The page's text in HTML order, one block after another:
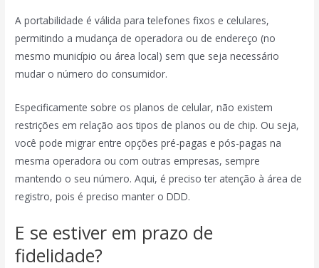
A portabilidade é válida para telefones fixos e celulares,
permitindo a mudança de operadora ou de endereço (no
mesmo município ou área local) sem que seja necessário
mudar o número do consumidor.
Especificamente sobre os planos de celular, não existem
restrições em relação aos tipos de planos ou de chip. Ou seja,
você pode migrar entre opções pré-pagas e pós-pagas na
mesma operadora ou com outras empresas, sempre
mantendo o seu número. Aqui, é preciso ter atenção à área de
registro, pois é preciso manter o DDD.
E se estiver em prazo de
fidelidade?